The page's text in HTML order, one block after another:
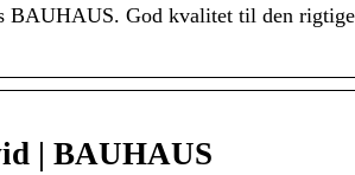
BAUHAUS. God kvalitet til den
| BAUHAUS